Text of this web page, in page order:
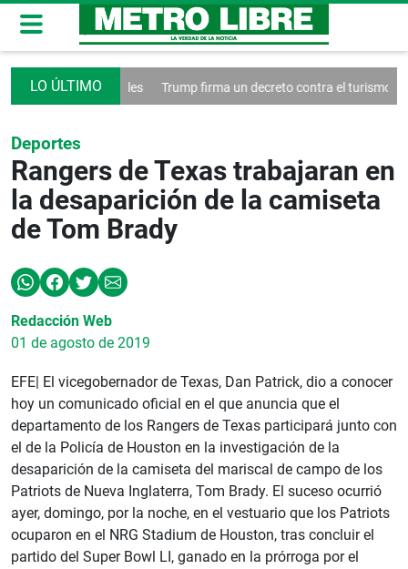
redes sociales Trump firma un decreto contra el turismo Francia
Deportes
Rangers de Texas trabajaran en
la desaparición de la camiseta
de Tom Brady
Redacción Web
01 de agosto de 2019
EFE| El vicegobernador de Texas, Dan Patrick, dio a conocer
hoy un comunicado oficial en el que anuncia que el
departamento de los Rangers de Texas participará junto con
el de la Policía de Houston en la investigación de la
desaparición de la camiseta del mariscal de campo de los
Patriots de Nueva Inglaterra, Tom Brady. El suceso ocurrió
ayer, domingo, por la noche, en el vestuario que los Patriots
ocuparon en el NRG Stadium de Houston, tras concluir el
partido del Super Bowl LI, ganado en la prórroga por el